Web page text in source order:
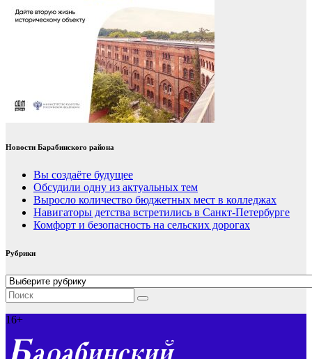
Новости Барабинского района
Вы создаёте будущее
Обсудили одну из актуальных тем
Выросло количество бюджетных мест в колледжах
Навигаторы детства встретились в Санкт-Петербурге
Комфорт и безопасность на сельских дорогах
Рубрики
Рубрики
16+